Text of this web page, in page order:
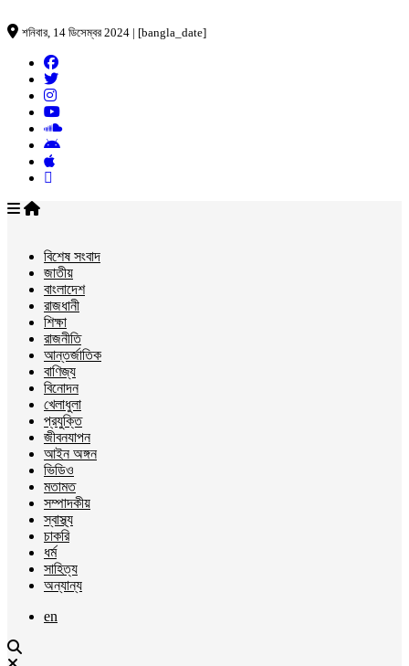
শনিবার, 14 ডিসেম্বর 2024 | [bangla_date]
বিশেষ সংবাদ
জাতীয়
বাংলাদেশ
রাজধানী
শিক্ষা
রাজনীতি
আন্তর্জাতিক
বাণিজ্য
বিনোদন
খেলাধুলা
প্রযুক্তি
জীবনযাপন
আইন অঙ্গন
ভিডিও
মতামত
সম্পাদকীয়
স্বাস্থ্য
চাকরি
ধর্ম
সাহিত্য
অন্যান্য
en